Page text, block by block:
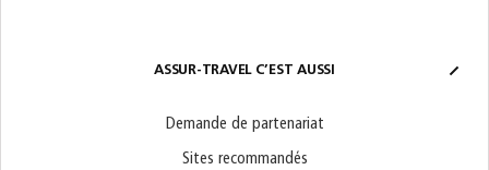
ASSUR-TRAVEL C’EST AUSSI
Demande de partenariat
Sites recommandés